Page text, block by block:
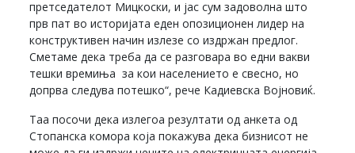
претседателот Мицкоски, и јас сум задоволна што
прв пат во историјата еден опозиционен лидер на
конструктивен начин излезе со издржан предлог.
Сметаме дека треба да се разговара во едни вакви
тешки времиња за кои населението е свесно, но
допрва следува потешко“, рече Кадиевска Војновиќ.
Таа посочи дека излегоа резултати од анкета од
Стопанска комора која покажува дека бизнисот не